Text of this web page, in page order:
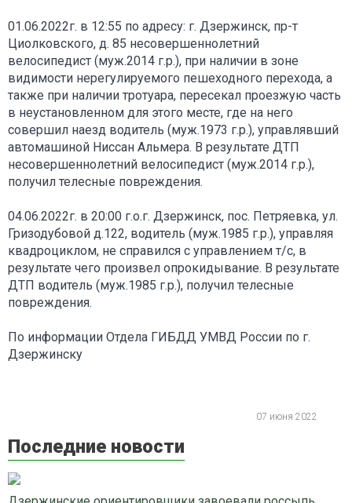
01.06.2022г. в 12:55 по адресу: г. Дзержинск, пр-т
Циолковского, д. 85 несовершеннолетний
велосипедист (муж.2014 г.р.), при наличии в зоне
видимости нерегулируемого пешеходного перехода, а
также при наличии тротуара, пересекал проезжую часть
в неустановленном для этого месте, где на него
совершил наезд водитель (муж.1973 г.р.), управлявший
автомашиной Ниссан Альмера. В результате ДТП
несовершеннолетний велосипедист (муж.2014 г.р.),
получил телесные повреждения.
04.06.2022г. в 20:00 г.о.г. Дзержинск, пос. Петряевка, ул.
Гризодубовой д.122, водитель (муж.1985 г.р.), управляя
квадроциклом, не справился с управлением т/с, в
результате чего произвел опрокидывание. В результате
ДТП водитель (муж.1985 г.р.), получил телесные
повреждения.
По информации Отдела ГИБДД УМВД России по г.
Дзержинску
07 июня 2022
Последние новости